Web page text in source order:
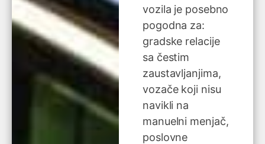
vozila je posebno
pogodna za:
gradske relacije
sa čestim
zaustavljanjima,
vozače koji nisu
navikli na
manuelni menjač,
poslovne